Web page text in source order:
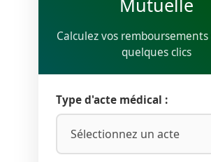
Mutuelle
Calculez vos
quelques clics
Type d'acte médical :